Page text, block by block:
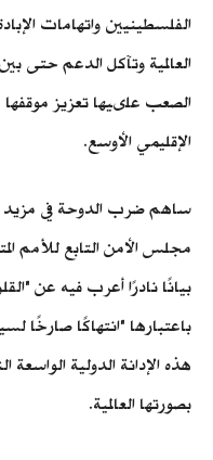
الفلسطينيين واتهامات
العالمية وتآكل الدعم حتى
الصعب علىيها تعزيز موقفها
الإقليمي الأوسع.
ساهم ضرب الدوحة في مزيد
مجلس الأمن التابع للأمم
بيانًا نادرًا أعرب فيه عن
باعتبارها "انتهاكًا صارخًا
هذه الإدانة الدولية
بصورتها العالمية.